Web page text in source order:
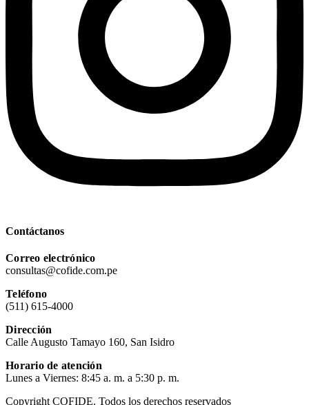
Contáctanos
Correo electrónico
consultas@cofide.com.pe
Teléfono
(511) 615-4000
Dirección
Calle Augusto Tamayo 160, San Isidro
Horario de atención
Lunes a Viernes: 8:45 a. m. a 5:30 p. m.
Copyright COFIDE. Todos los derechos reservados